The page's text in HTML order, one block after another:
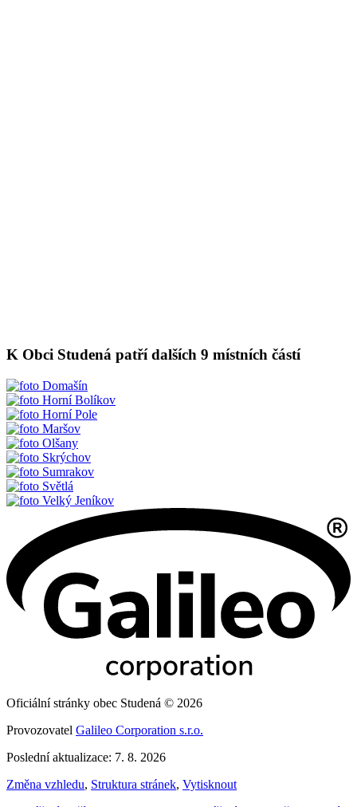
K Obci Studená patří dalších 9 místních částí
Domašín
Horní Bolíkov
Horní Pole
Maršov
Olšany
Skrýchov
Sumrakov
Světlá
Velký Jeníkov
Oficiální stránky obec Studená © 2026
Provozovatel Galileo Corporation s.r.o.
Poslední aktualizace: 7. 8. 2026
Změna vzhledu, Struktura stránek, Vytisknout